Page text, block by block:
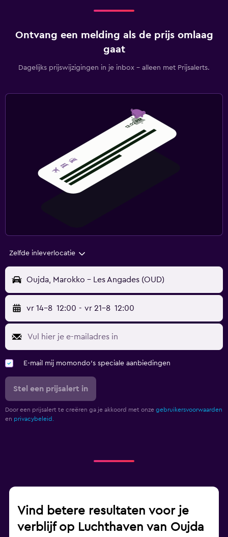
Ontvang een melding als de prijs omlaag
gaat
Dagelijks prijswijzigingen in je inbox - alleen met Prijsalerts.
Zelfde inleverlocatie
Oujda, Marokko - Les Angades (OUD)
vr 14-8 12:00 - vr 21-8 12:00
E-mail mij momondo's speciale aanbiedingen
Stel een prijsalert in
Door een prijsalert te creëren ga je akkoord met onze gebruikersvoorwaarden
en privacybeleid.
Vind betere resultaten voor je
verblijf op Luchthaven van Oujda